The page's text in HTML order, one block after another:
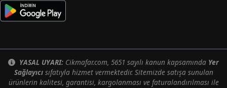
YASAL UYARI: Cikmafar.com, 5651 sayılı kanun kapsamında Yer
Sağlayıcısıfatıyla hizmet vermektedir. Sitemizde satışa sunulan
ürünlerin kalitesi, garantisi, kargolanması ve faturalandırılması ile